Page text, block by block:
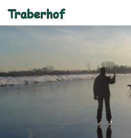
Skip to main content